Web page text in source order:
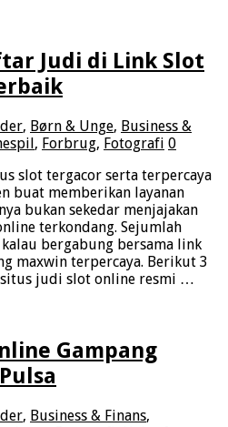
Judi di Link Slot
, Børn & Unge, Business &
, Forbrug, Fotografi 0
slot tergacor serta terpercaya
buat memberikan layanan
bukan sekedar menjajakan
terkondang. Sejumlah
bergabung bersama link
maxwin terpercaya. Berikut 3
judi slot online resmi …
Gampang
, Business & Finans,